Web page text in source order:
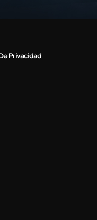
Privacidad